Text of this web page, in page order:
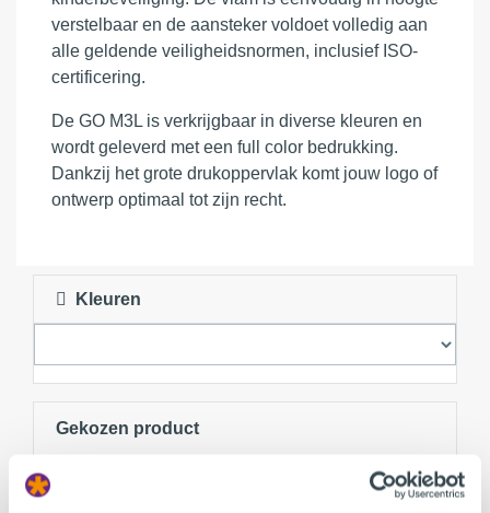
verstelbaar en de aansteker voldoet volledig aan
alle geldende veiligheidsnormen, inclusief ISO-
certificering.
De GO M3L is verkrijgbaar in diverse kleuren en
wordt geleverd met een full color bedrukking.
Dankzij het grote drukoppervlak komt jouw logo of
ontwerp optimaal tot zijn recht.
Kleuren
Gekozen product